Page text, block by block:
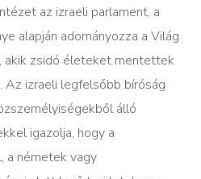
az izraeli parlament, a
alapján adományozza a Világ
akik zsidó életeket mentettek
Az izraeli legfelsőbb bíróság
álló
igazolja, hogy a
a németek vagy